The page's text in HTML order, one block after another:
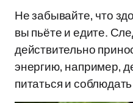
Не забывайте, что
вы пьёте и едите.
действительно
энергию, например,
питаться и